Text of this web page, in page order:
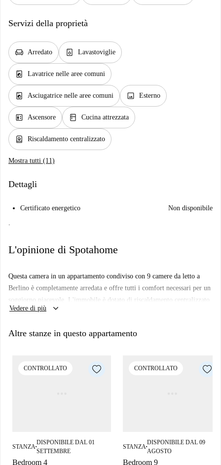
Servizi della proprietà
chair Arredato dishwasher_gen Lavastoviglie
local_laundry_service Lavatrice nelle aree comuni
local_laundry_service Asciugatrice nelle aree comuni image Esterno
elevator Ascensore kitchen Cucina attrezzata
water_heater Riscaldamento centralizzato
Mostra tutti (11)
Dettagli
Certificato energetico
Non disponibile
.
L'opinione di Spotahome
Questa camera in un appartamento condiviso con 9 camere da letto a
Berlino è completamente arredata e offre tutti i comfort necessari per un
soggiorno piacevole. L'immobile è dotato di riscaldamento centralizzato
e ascensore, e mette a disposizione degli inquilini una cucina attrezzata
acqua, gas e Wi-Fi). Si prega di notare che questo appartamento è adatto
L'appartamento si trova a Berlino, in prossimità di numerosi ristoranti,
tra cui Slim Chickens e Nanoosh, nonché di fast food come dean&david.
Vedere di più keyboard_arrow_down
Altre stanze in questo appartamento
CONTROLLATO
STANZA ■
DISPONIBILE DAL 01
SETTEMBRE
Bedroom 4
CONTROLLATO
STANZA ■
DISPONIBILE DAL 09
AGOSTO
Bedroom 9